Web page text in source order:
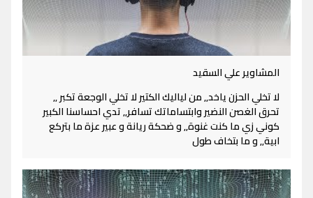
المشاوير علي السقيد
لا تخلي الحزن ياخد,, من لياليك الكتير لا تخلي الوجعة تكبر ,,
تحرق الغصن النضير وابتساماتك تسافر,, تدي احساسنا الكبير
كوني زي ما كنت غنوة,, و ضحكة ريانة و عبير عزة ما بتركع
ابية,, و ما بتخاف طول